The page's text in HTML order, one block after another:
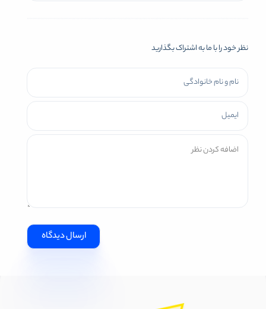
نظر خود را با ما به اشتراک بگذارید